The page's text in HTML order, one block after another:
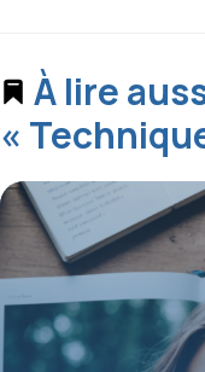
À lire
«